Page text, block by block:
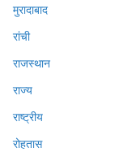
मुरादाबाद
रांची
राजस्थान
राज्य
राष्ट्रीय
रोहतास